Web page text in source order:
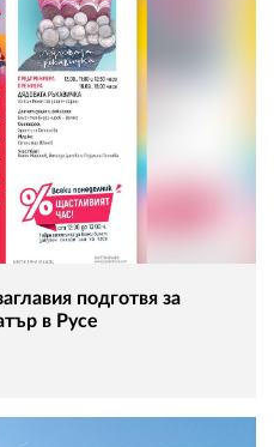
подготвя за
в Русе